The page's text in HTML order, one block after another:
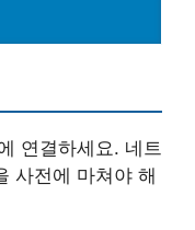
연결하세요. 네트
사전에 마쳐야 해